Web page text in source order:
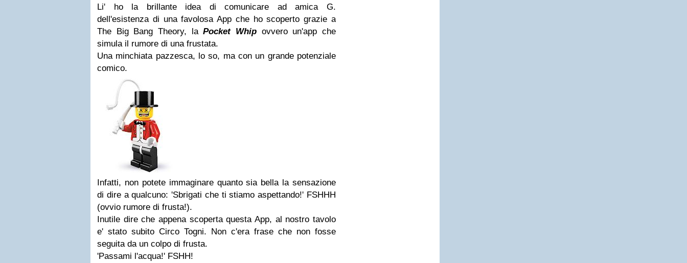
Li' ho la brillante idea di comunicare ad amica G.
dell'esistenza di una favolosa App che ho scoperto grazie a
The Big Bang Theory, laPocket Whip ovvero un'app che
simula il rumore di una frustata.
Una minchiata pazzesca, lo so, ma con un grande potenziale
comico.
Infatti, non potete immaginare quanto sia bella la sensazione
di dire a qualcuno: 'Sbrigati che ti stiamo aspettando!' FSHHH
(ovvio rumore di frusta!).
Inutile dire che appena scoperta questa App, al nostro tavolo
e' stato subito Circo Togni. Non c'era frase che non fosse
seguita da un colpo di frusta.
'Passami l'acqua!' FSHH!